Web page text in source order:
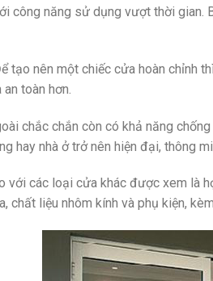
công năng sử dụng vượt thời gian.
tạo nên một chiếc cửa hoàn chỉnh
toàn hơn.
chắc chắn còn có khả năng
hay nhà ở trở nên hiện đại, thông
với các loại cửa khác được xem là
chất liệu nhôm kính và phụ kiện,